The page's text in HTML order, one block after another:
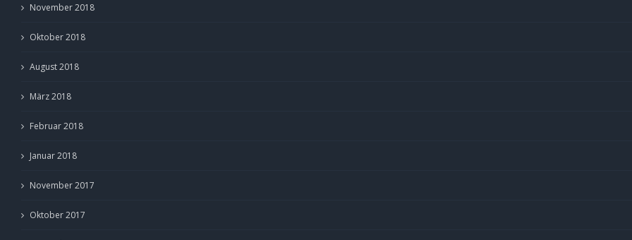
November 2018
Oktober 2018
August 2018
März 2018
Februar 2018
Januar 2018
November 2017
Oktober 2017